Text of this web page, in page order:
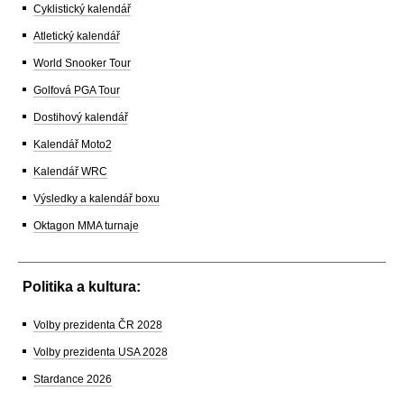
Cyklistický kalendář
Atletický kalendář
World Snooker Tour
Golfová PGA Tour
Dostihový kalendář
Kalendář Moto2
Kalendář WRC
Výsledky a kalendář boxu
Oktagon MMA turnaje
Politika a kultura:
Volby prezidenta ČR 2028
Volby prezidenta USA 2028
Stardance 2026